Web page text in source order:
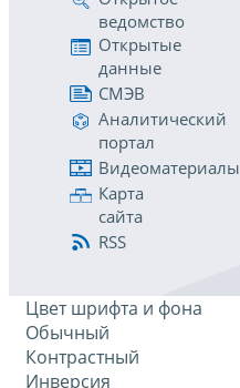
ведомство
Открытые
данные
СМЭВ
Аналитический
портал
Видеоматериалы
Карта
сайта
RSS
Цвет шрифта и фона
Обычный
Контрастный
Инверсия